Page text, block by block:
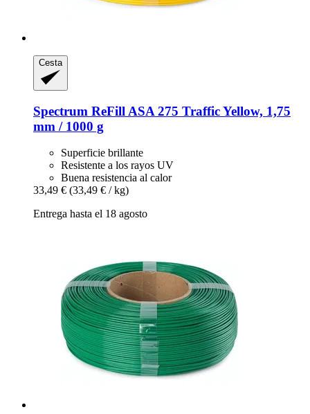
Cesta
Spectrum ReFill ASA 275 Traffic Yellow, 1,75
mm / 1000 g
Superficie brillante
Resistente a los rayos UV
Buena resistencia al calor
33,49 € (33,49 € / kg)
Entrega hasta el 18 agosto